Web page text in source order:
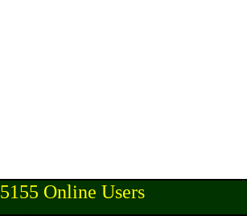
5155 Online Users